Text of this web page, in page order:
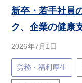
新卒・若手社員
ク、企業の健康
2026年7月1日
労務・福利厚生